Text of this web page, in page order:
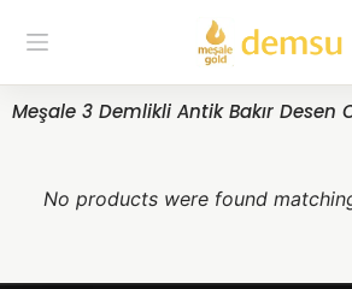
Meşale 3 Demlikli Antik Bakır Desen
No products were found